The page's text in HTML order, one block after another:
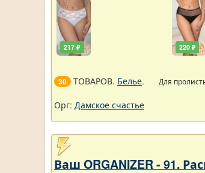
217 ₽ 220 ₽
30 ТОВАРОВ. Белье. Для
Орг: Дамское счастье
Ваш ORGANIZER - 91.